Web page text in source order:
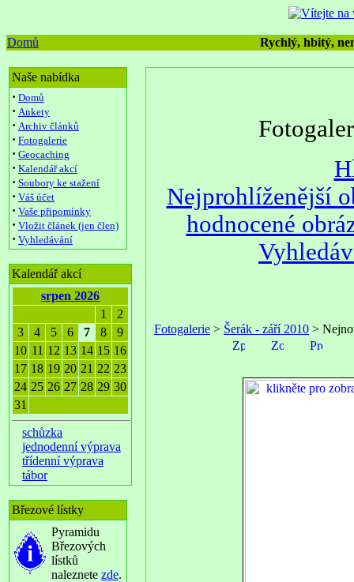
Domů Rychlý, hbitý,
Naše nabídka
· Domů
· Ankety
· Archiv článků
· Fotogalerie
· Geocaching
· Kalendář akcí
· Soubory ke stažení
· Váš účet
· Vaše připomínky
· Vložit článek (jen člen)
· Vyhledávání
Kalendář akcí
srpen 2026
1
2
3
4 5 6 7 8
9
10 11 12 13 14 15 16
17 18 19 20 21 22 23
24 25 26 27 28 29 30
31
schůzka
jednodenní výprava
třídenní výprava
tábor
Březové lístky
Pyramidu
Březových
lístků
naleznete zde.
Nejprohlíženější
hodnocené
Fotogalerie > Šerák - září 2010 >